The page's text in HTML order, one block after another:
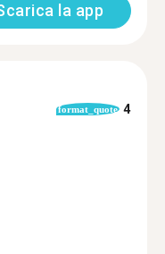
la app
format_quote 4